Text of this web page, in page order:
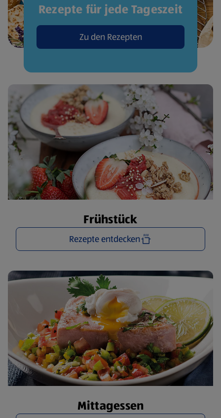
Rezepte für jede Tageszeit
Zu den Rezepten
Frühstück
Rezepte entdecken
Mittagessen